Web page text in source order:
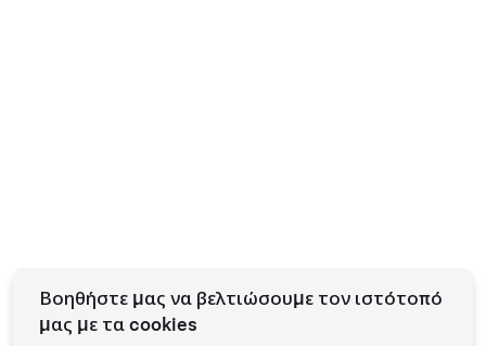
Βοηθήστε μας να βελτιώσουμε τον ιστότοπό
μας με τα cookies